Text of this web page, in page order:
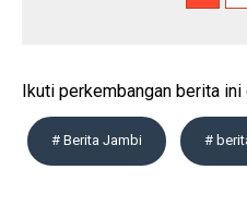
Ikuti perkembangan berita
# Berita Jambi #